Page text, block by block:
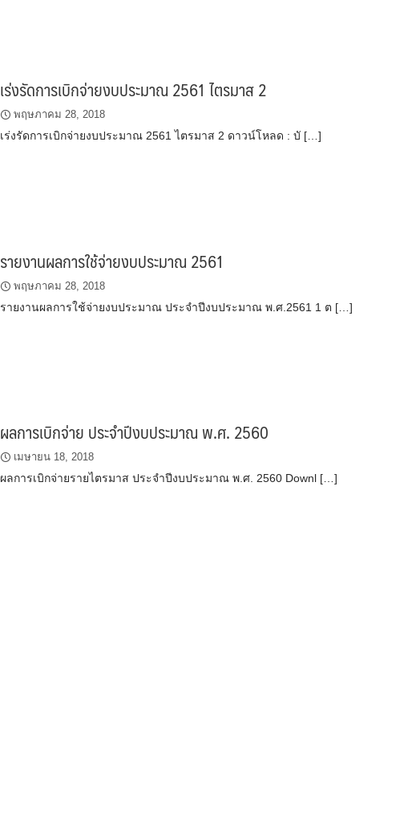
เร่งรัดการเบิกจ่ายงบประมาณ 2561 ไตรมาส 2
พฤษภาคม 28, 2018
เร่งรัดการเบิกจ่ายงบประมาณ 2561 ไตรมาส 2 ดาวน์โหลด : บั […]
รายงานผลการใช้จ่ายงบประมาณ 2561
พฤษภาคม 28, 2018
รายงานผลการใช้จ่ายงบประมาณ ประจำปีงบประมาณ พ.ศ.2561 1 ต […]
ผลการเบิกจ่าย ประจําปีงบประมาณ พ.ศ. 2560
เมษายน 18, 2018
ผลการเบิกจ่ายรายไตรมาส ประจําปีงบประมาณ พ.ศ. 2560 Downl […]